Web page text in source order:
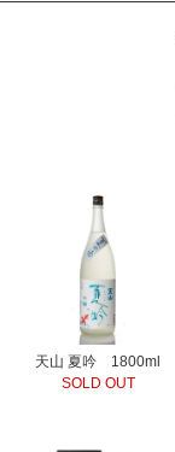
天山 夏吟 1800ml
SOLD OUT